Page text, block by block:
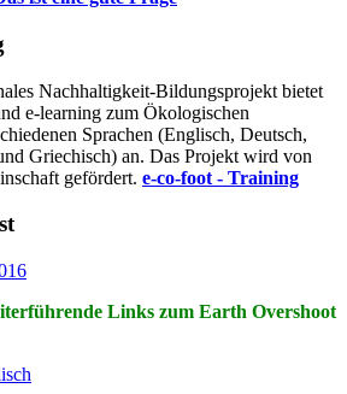
Nachhaltigkeit-Bildungsprojekt bietet
e-learning zum Ökologischen
Sprachen (Englisch, Deutsch,
Griechisch) an. Das Projekt wird von
gefördert. e-co-foot - Training
Links zum Earth Overshoot